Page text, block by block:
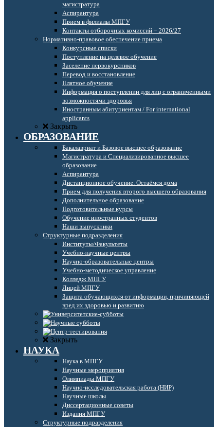
магистратура
Аспирантура
Прием в филиалы МПГУ
Контакты отборочных комиссий – 2026/27
Нормативно-правовое обеспечение приема
Конкурсные списки
Поступление на целевое обучение
Заселение первокурсников
Перевод и восстановление
Платное обучение
Информация о поступлении для лиц с ограниченными
возможностями здоровья
Иностранным абитуриентам / For international
applicants
Закрыть
ОБРАЗОВАНИЕ
Бакалавриат и Базовое высшее образование
Магистратура и Специализированное высшее
образование
Аспирантура
Дистанционное обучение. Остаёмся дома
Прием для получения второго высшего образования
Дополнительное образование
Подготовительные курсы
Обучение иностранных студентов
Наши выпускники
Структурные подразделения
Институты/Факультеты
Учебно-научные центры
Научно-образовательные центры
Учебно-методическое управление
Колледж МПГУ
Лицей МПГУ
Защита обучающихся от информации, причиняющей
вред их здоровью и развитию
Закрыть
НАУКА
Наука в МПГУ
Научные мероприятия
Олимпиады МПГУ
Научно-исследовательская работа (НИР)
Научные школы
Диссертационные советы
Издания МПГУ
Структурные подразделения